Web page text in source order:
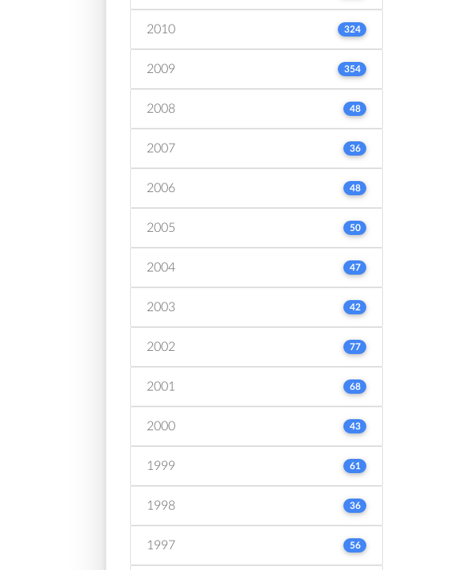
2010 324
2009 354
2008 48
2007 36
2006 48
2005 50
2004 47
2003 42
2002 77
2001 68
2000 43
1999 61
1998 36
1997 56